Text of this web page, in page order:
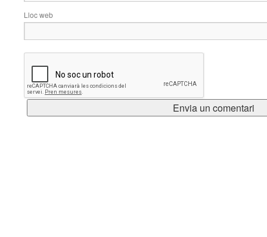
Lloc web